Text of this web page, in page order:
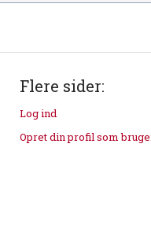
Flere sider:
Log ind
Opret din profil som